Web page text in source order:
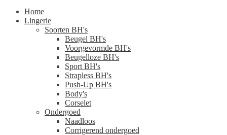
Home
Lingerie
Soorten BH's
Beugel BH's
Voorgevormde BH's
Beugelloze BH's
Sport BH's
Strapless BH's
Push-Up BH's
Body's
Corselet
Ondergoed
Naadloos
Corrigerend ondergoed